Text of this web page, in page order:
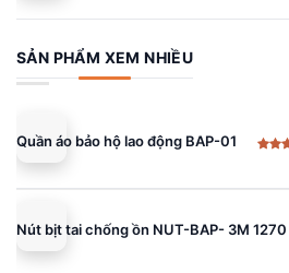
hạng
là:
256.500 ₫.
tại
là:
195.000 ₫.
SẢN PHẨM XEM NHIỀU
Quần áo bảo hộ lao động BAP-01
5 sao
Giá
là:
Giá
tại
195.000 ₫.
Nút bịt tai chống ồn NUT-BAP- 3M 1270